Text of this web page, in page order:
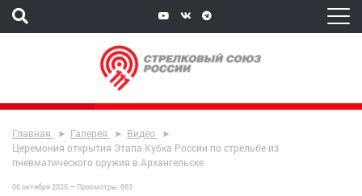
Главная Галерея
Видео
Церемония открытия Этапа Кубка России по стрельбе из
пневматического оружия в Архангельске
06 октября 2025 — Просмотры:663